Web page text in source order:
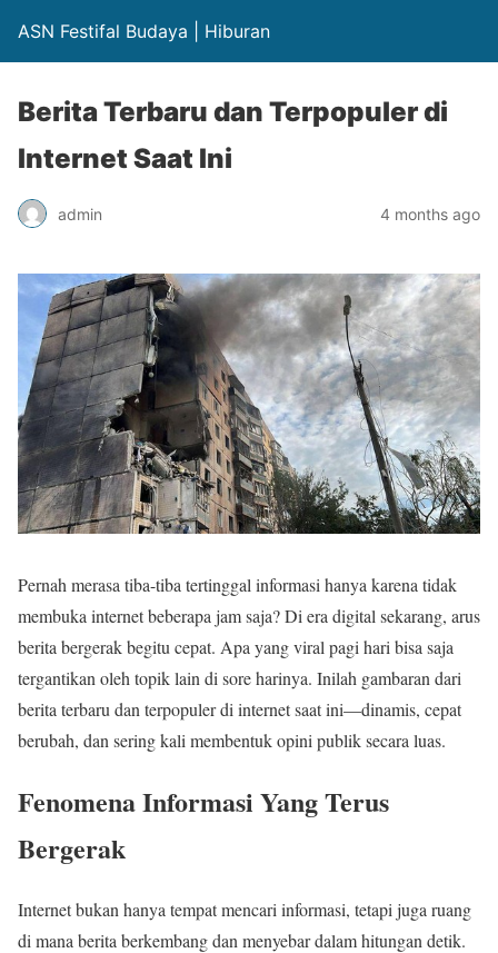
ASN Festifal Budaya | Hiburan
Berita Terbaru dan Terpopuler di
Internet Saat Ini
admin 4 months ago
Pernah merasa tiba-tiba tertinggal informasi hanya karena tidak
membuka internet beberapa jam saja? Di era digital sekarang, arus
berita bergerak begitu cepat. Apa yang viral pagi hari bisa saja
tergantikan oleh topik lain di sore harinya. Inilah gambaran dari
berita terbaru dan terpopuler di internet saat ini—dinamis, cepat
berubah, dan sering kali membentuk opini publik secara luas.
Fenomena Informasi Yang Terus
Bergerak
Internet bukan hanya tempat mencari informasi, tetapi juga ruang
di mana berita berkembang dan menyebar dalam hitungan detik.